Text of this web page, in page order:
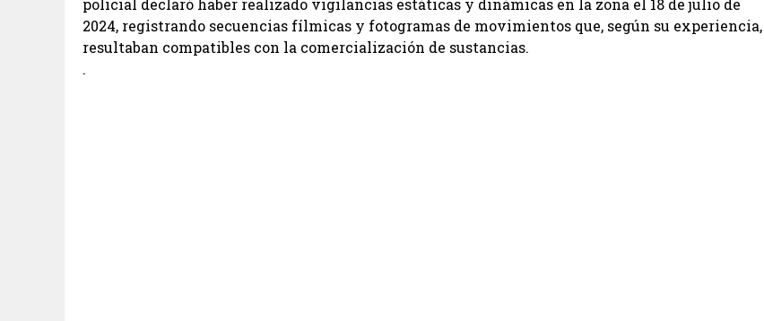
policial declaró haber realizado vigilancias estáticas y dinámicas en la zona el 18 de julio de
2024, registrando secuencias fílmicas y fotogramas de movimientos que, según su experiencia,
resultaban compatibles con la comercialización de sustancias.
.